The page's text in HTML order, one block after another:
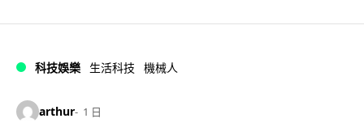
科技娛樂 生活科技 機械人
arthur 1 日